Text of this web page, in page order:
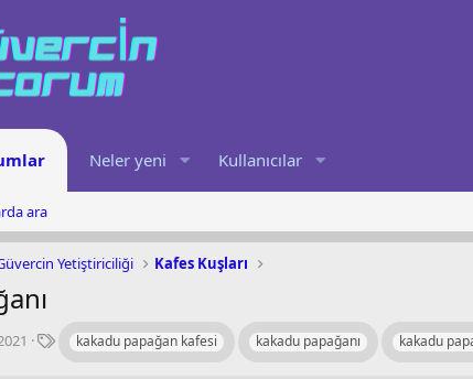
Neler yeni Kullanıcılar
ara
Yetiştiriciliği Kafes Kuşları
kakadu papağan kafesi kakadu papağanı kakadu